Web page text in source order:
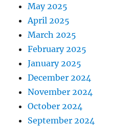
May 2025
April 2025
March 2025
February 2025
January 2025
December 2024
November 2024
October 2024
September 2024